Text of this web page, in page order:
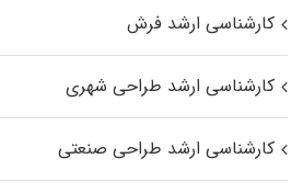
کارشناسی ارشد فرش
کارشناسی ارشد طراحی شهری
کارشناسی ارشد طراحی صنعتی